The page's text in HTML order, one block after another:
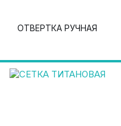
ОТВЕРТКА РУЧНАЯ